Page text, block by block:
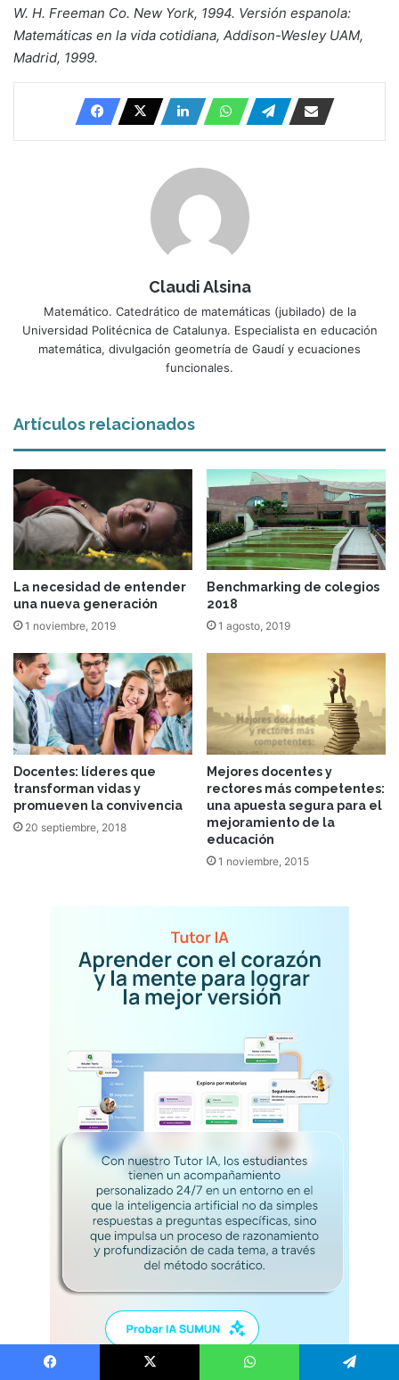
W. H. Freeman Co. New York, 1994. Versión espanola:
Matemáticas en la vida cotidiana, Addison-Wesley UAM,
Madrid, 1999.
Claudi Alsina
Matemático. Catedrático de matemáticas (jubilado) de la
Universidad Politécnica de Catalunya. Especialista en educación
matemática, divulgación geometría de Gaudí y ecuaciones
funcionales.
Artículos relacionados
La necesidad de entender
una nueva generación
1 noviembre, 2019
Benchmarking de colegios
2018
1 agosto, 2019
Docentes: líderes que
transforman vidas y
promueven la convivencia
20 septiembre, 2018
Mejores docentes y
rectores más competentes:
una apuesta segura para el
mejoramiento de la
educación
1 noviembre, 2015